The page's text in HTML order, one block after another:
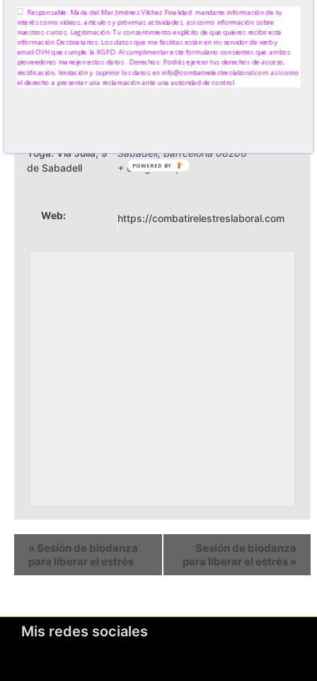
info@combatirelestreslaboral.com
Yoga. Vía Julia, 9
de Sabadell
Sabadell, Barrcelona 08206
+ Google Map
Web: https://combatirelestreslaboral.com
« Sesión de biodanza
para liberar el estrés
Sesión de biodanza
para liberar el estrés »
Mis redes sociales
Responsable: María del Mar Jiménez Vílchez Finalidad: mandarte información de tu
interés como vídeos, artículos y próximas actividades, así como información sobre
nuestros cursos. Legitimación: Tu consentimiento explícito de que quieres recibir esta
información Destinatarios: Los datos que me facilitas están en mi servidor de web y
email OVH que cumple la RGPD. Al cumplimentar este formulario consientes que ambos
proveedores manejen estos datos. Derechos: Podrás ejercer tus derechos de acceso,
rectificación, limitación y suprimir los datos en info@combatirelestreslaboral.com así como
el derecho a presentar una reclamación ante una autoridad de control.
POWERED BY